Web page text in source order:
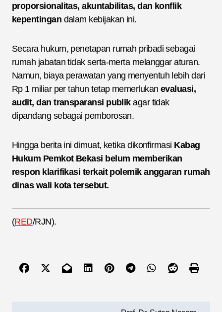
proporsionalitas, akuntabilitas, dan konflik
kepentingan dalam kebijakan ini.
Secara hukum, penetapan rumah pribadi sebagai
rumah jabatan tidak serta-merta melanggar aturan.
Namun, biaya perawatan yang menyentuh lebih dari
Rp 1 miliar per tahun tetap memerlukan evaluasi,
audit, dan transparansi publikagar tidak
dipandang sebagai pemborosan.
Hingga berita ini dimuat, ketika dikonfirmasi Kabag
Hukum Pemkot Bekasi belum memberikan
respon klarifikasi terkait polemik anggaran rumah
dinas wali kota tersebut.
(RED/RJN).